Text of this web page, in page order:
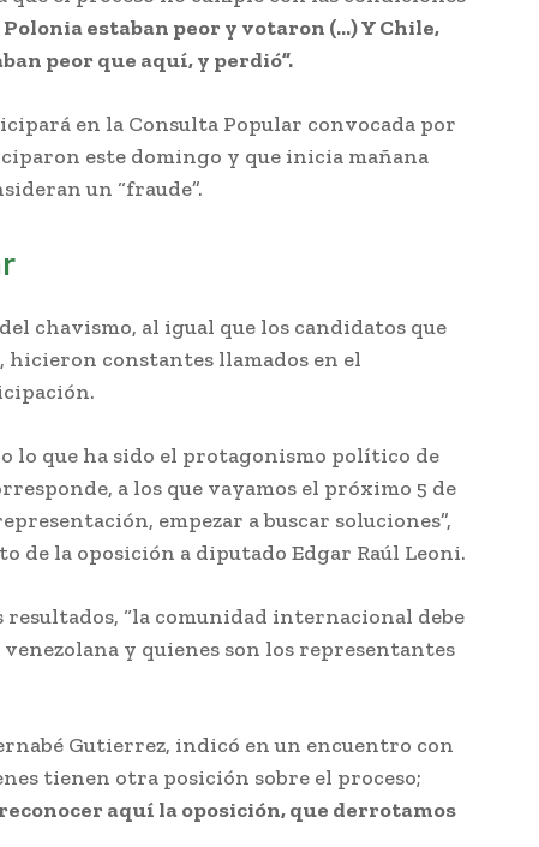
estaban peor y votaron (…) Y Chile,
peor que aquí, y perdió”.
en la Consulta Popular convocada por
este domingo y que inicia mañana
un “fraude”.
chavismo, al igual que los candidatos que
hicieron constantes llamados en el
lo que ha sido el protagonismo político de
a los que vayamos el próximo 5 de
empezar a buscar soluciones”,
de la oposición a diputado Edgar Raúl Leoni.
resultados, “la comunidad internacional debe
y quienes son los representantes
Gutierrez, indicó en un encuentro con
tienen otra posición sobre el proceso;
aquí la oposición, que derrotamos